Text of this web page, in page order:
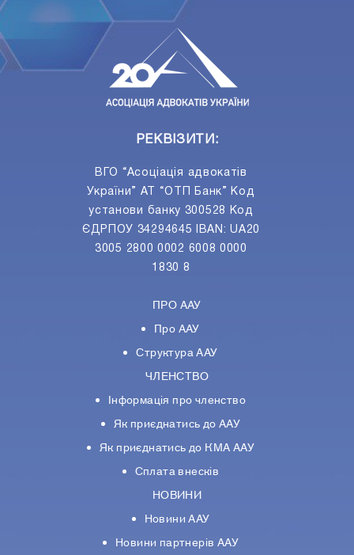
РЕКВІЗИТИ:
ВГО “Асоціація адвокатів
України” АТ “ОТП Банк” Код
установи банку 300528 Код
ЄДРПОУ 34294645 IBAN: UA20
3005 2800 0002 6008 0000
1830 8
ПРО ААУ
Про ААУ
Структура ААУ
ЧЛЕНСТВО
Інформація про членство
Як приєднатись до ААУ
Як приєднатись до КМА ААУ
Сплата внесків
НОВИНИ
Новини ААУ
Новини партнерiв ААУ